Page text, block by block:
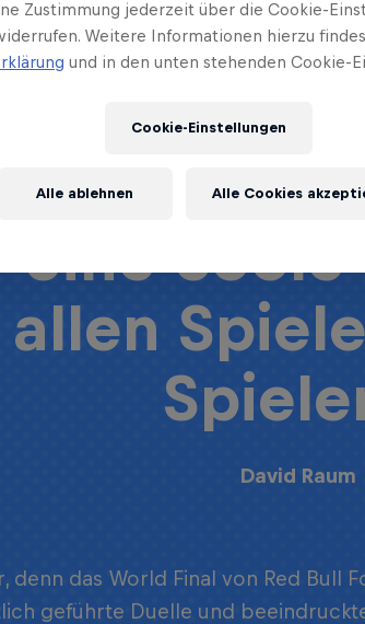
werden
eine coole
David Raum
denn das World Final von Red Bull
geführte Duelle und
Zustimmung jederzeit über die Cookie-
Weitere Informationen hierzu
und in den unten stehenden Cookie-
Cookie-Einstellungen
Alle ablehnen Alle Cookies